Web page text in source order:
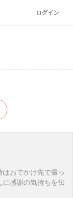
ログイン
おでかけ先で撮っ
に感謝の気持ちを伝